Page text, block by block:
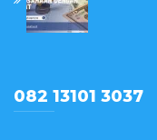
082 13101 3037